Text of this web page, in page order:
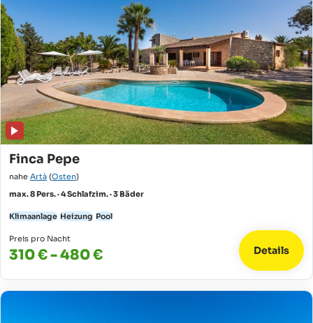
Finca Pepe
nahe Artà (Osten)
max. 8 Pers. · 4 Schlafzim. · 3 Bäder
Klimaanlage Heizung Pool
Preis pro Nacht
310 € - 480 € Details